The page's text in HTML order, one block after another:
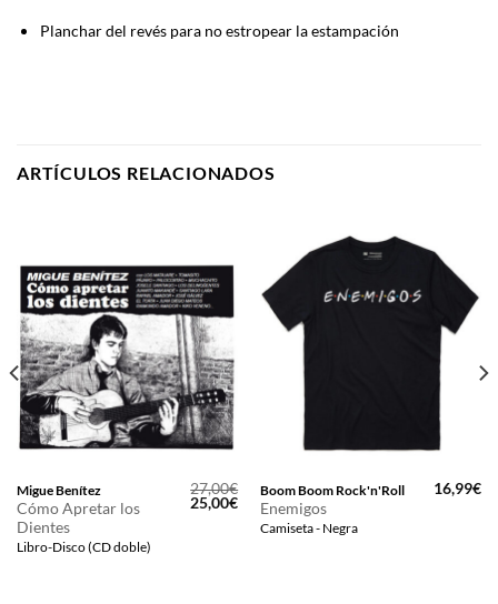
Planchar del revés para no estropear la estampación
ARTÍCULOS RELACIONADOS
Migue Benítez
Cómo Apretar los
Dientes
Libro-Disco (CD doble)
27,00€
El
precio
25,00€El
precio
actual
Boom Boom Rock'n'Roll
Enemigos
Camiseta - Negra
16,99€